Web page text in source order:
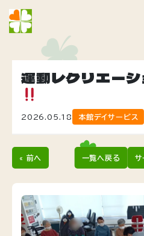
運動レクリエー
2026.05.18 本館デイサービス
« 前へ 一覧へ戻る サ